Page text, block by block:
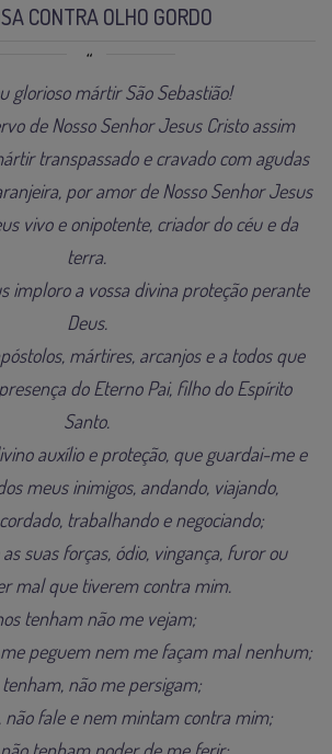
CONTRA OLHO GORDO
glorioso mártir São Sebastião!
de Nosso Senhor Jesus Cristo assim
transpassado e cravado com agudas
por amor de Nosso Senhor Jesus
vivo e onipotente, criador do céu e da
terra.
imploro a vossa divina proteção perante
Deus.
mártires, arcanjos e a todos que
do Eterno Pai, filho do Espírito
Santo.
auxílio e proteção, que guardai-me e
meus inimigos, andando, viajando,
trabalhando e negociando;
suas forças, ódio, vingança, furor ou
mal que tiverem contra mim.
tenham não me vejam;
peguem nem me façam mal nenhum;
não me persigam;
não fale e nem mintam contra mim;